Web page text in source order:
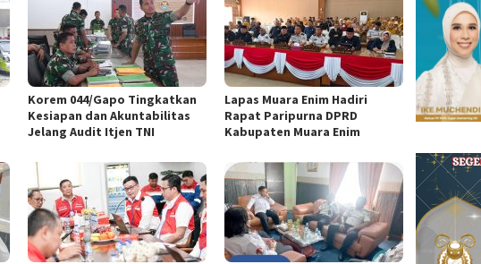
Korem 044/Gapo Tingkatkan
Kesiapan dan Akuntabilitas
Jelang Audit Itjen TNI
Lapas Muara Enim Hadiri
Rapat Paripurna DPRD
Kabupaten Muara Enim